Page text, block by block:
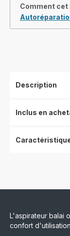
Comment
Description
Inclus en
L'aspirateur balai
confort